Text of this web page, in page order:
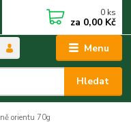
Menu
Hledat
0 ks
za 0,00 Kč
orientu 70g